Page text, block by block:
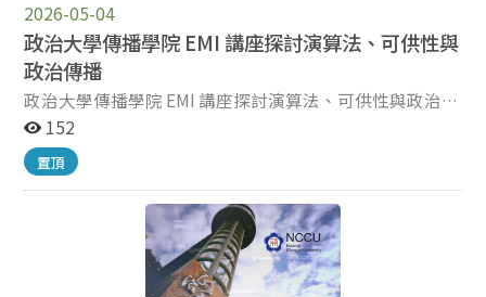
智慧（AI）日益形塑研究歷程為出發點，探討其如何影響
從文獻回顧、問卷與測量設計、實驗刺激物發展、內容分
析，到資料視覺化、資料分析與論文準備等不同研究環
節。透過概念討論與實作演練，Dr. Stroud 與 Dr. Chen 引
導參與者檢視 AI 工具在研究實務上的應用潛力，以及其
可能帶來的方法風險。 在此基礎上，兩位講者強調，研
究嚴謹性、透明度與倫理責任，是 AI 輔助研究不可或缺
的核心原則。工作坊中討論了偏誤、輸出結果不一致、AI
合成受測者與研究可重現性等挑戰，並指出研究者必須進
行審慎驗證、清楚記錄研究流程，並保有研究者自身的專
業判斷。工作坊也介紹 AI 輔助內容與資料分析的方法，
包括對話式 AI 工具，以及透過 Python 程式腳本與 API 分
2026-05-04
政治大學傳播學院 EMI 講座探討演算法、可供性與
政治傳播
政治大學傳播學院 EMI 講座探討演算法、可供性與政治傳
播 國立政治大學傳播學院於 4 月 30 日舉辦專題演講
「Algorithms, Affordances, and Political
Communication」，邀請美國德州大學奧斯汀分校（The
University of Texas at Austin）Moody College of
Communication 傳播研究系教授 Dr. Natalie Stroud 擔任
主講。本場演講由「國家重點領域國際合作聯盟」
（University Academic Alliances in Taiwan, UAAT）支
152
置頂